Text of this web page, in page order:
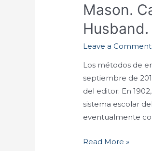
Mason.
Husband.
Leave a Comment
Los métodos de
septiembre de
del editor: En
sistema escolar
eventualmente
Read More »